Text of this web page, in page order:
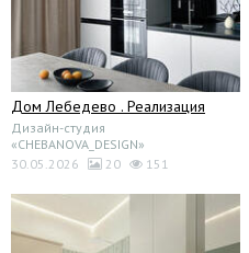
Дом Лебедево . Реализация
Дизайн-студия
«CHEBANOVA_DESIGN»
30.05.2026
20 151